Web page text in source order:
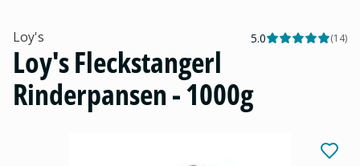
Loy's 5.0 (14)
Loy's Fleckstangerl
Rinderpansen - 1000g